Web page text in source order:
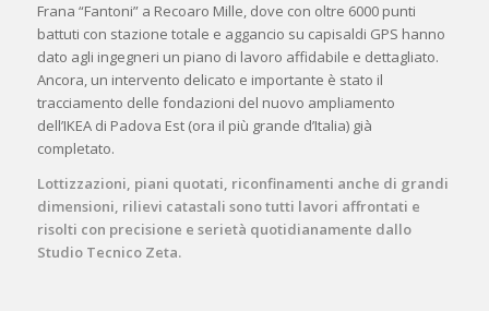
Frana “Fantoni” a Recoaro Mille, dove con oltre 6000 punti
battuti con stazione totale e aggancio su capisaldi GPS hanno
dato agli ingegneri un piano di lavoro affidabile e dettagliato.
Ancora, un intervento delicato e importante è stato il
tracciamento delle fondazioni del nuovo ampliamento
dell’IKEA di Padova Est (ora il più grande d’Italia) già
completato.
Lottizzazioni, piani quotati, riconfinamenti anche di grandi
dimensioni, rilievi catastali sono tutti lavori affrontati e
risolti con precisione e serietà quotidianamente dallo
Studio Tecnico Zeta.